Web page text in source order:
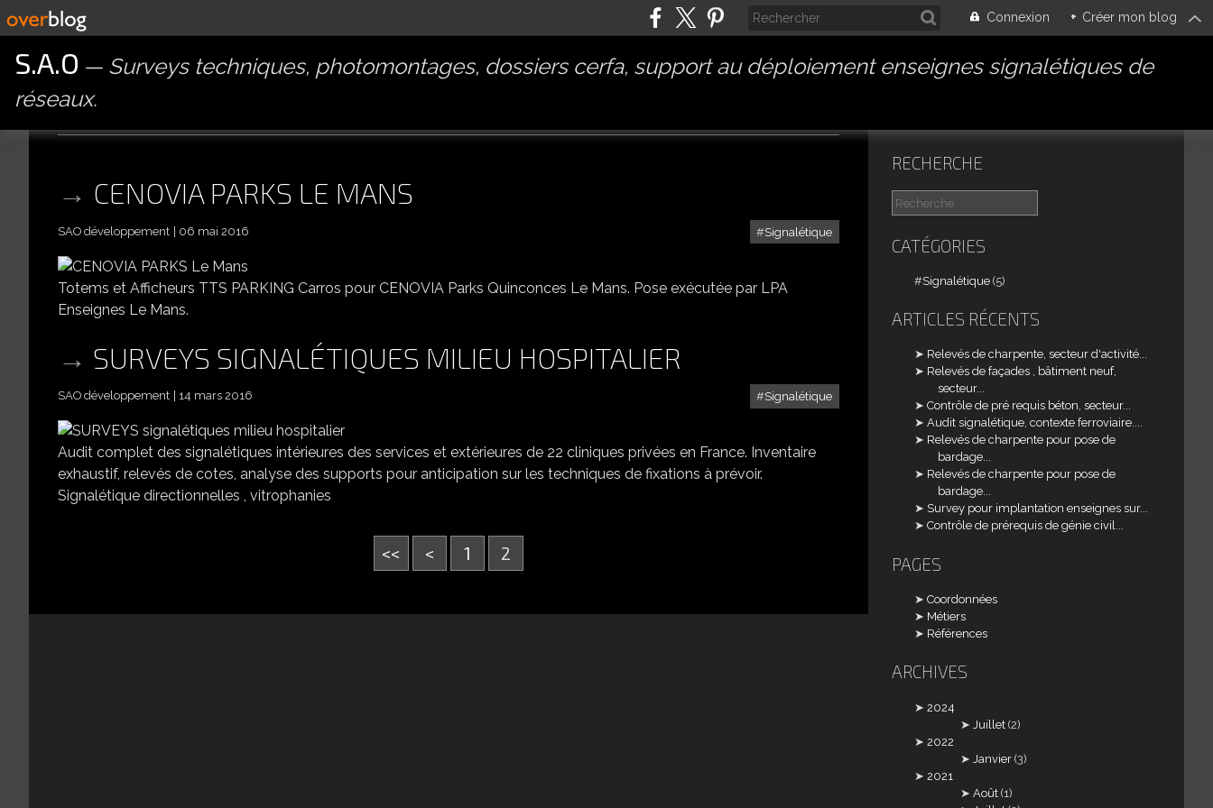
Connexion + Créer mon blog
S.A.O
Surveys techniques, photomontages, dossiers cerfa, support au déploiement enseignes signalétiques de
réseaux.
5 articles avec signaletique
CENOVIA PARKS LE MANS
Signalétique
SAO développement 06 mai 2016 CENOVIA PARKS LE MANS
Totems et Afficheurs TTS PARKING Carros pour CENOVIA Parks Quinconces Le Mans. Pose exécutée par LPA
Enseignes Le Mans.
SURVEYS SIGNALÉTIQUES MILIEU HOSPITALIER
Signalétique
SAO développement 14 mars 2016 SURVEYS SIGNALÉTIQUES MILIEU HOSPITALIER
Audit complet des signalétiques intérieures des services et extérieures de 22 cliniques privées en France. Inventaire
exhaustif, relevés de cotes, analyse des supports pour anticipation sur les techniques de fixations à prévoir.
Signalétique directionnelles , vitrophanies
<< < 1 2
RECHERCHE
CATÉGORIES
Signalétique (5)
ARTICLES RÉCENTS
Relevés de charpente, secteur d'activité...
Relevés de façades , bâtiment neuf,
secteur...
Contrôle de pré requis béton, secteur...
Audit signalétique, contexte ferroviaire....
Relevés de charpente pour pose de
bardage...
Relevés de charpente pour pose de
bardage...
Survey pour implantation enseignes sur...
Contrôle de prérequis de génie civil...
PAGES
Coordonnées
Métiers
Références
ARCHIVES
2024
Juillet (2)
2022
Janvier (3)
2021
Août (1)